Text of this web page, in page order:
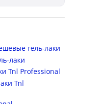
гель-лаки
лаки
Tnl Professional
Tnl